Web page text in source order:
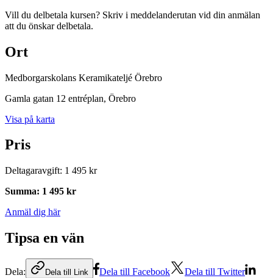
Vill du delbetala kursen? Skriv i meddelanderutan vid din anmälan
att du önskar delbetala.
Ort
Medborgarskolans Keramikateljé Örebro
Gamla gatan 12 entréplan, Örebro
Visa på karta
Pris
Deltagaravgift: 1 495 kr
Summa: 1 495 kr
Anmäl dig här
Tipsa en vän
Dela: Dela till Link Dela till Facebook
Dela till Twitter